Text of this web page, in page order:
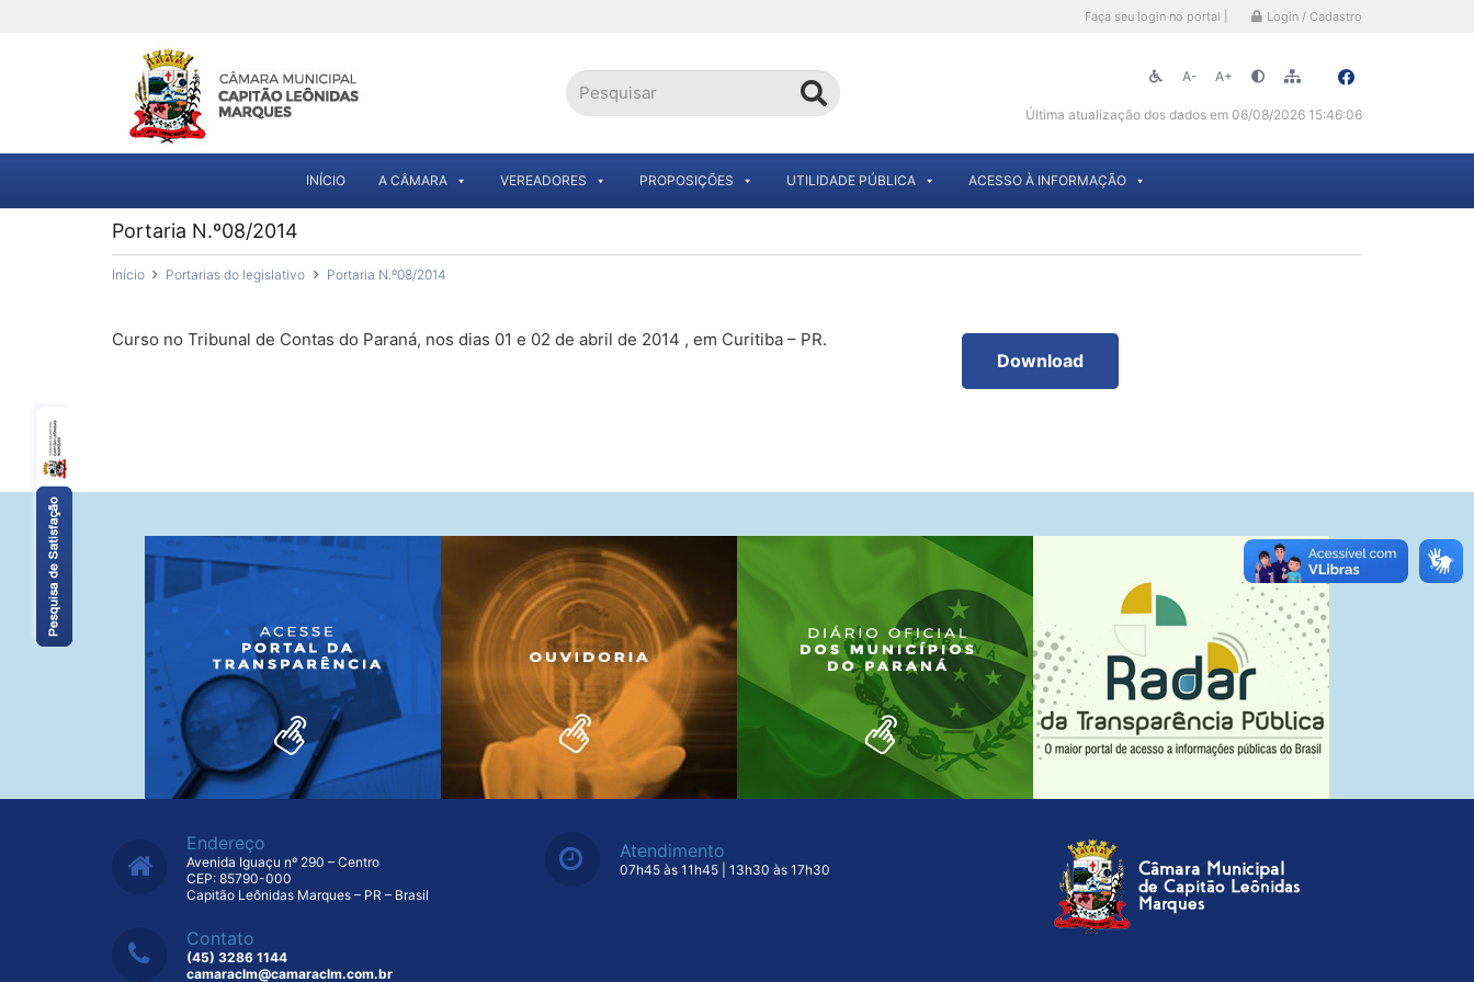
Faça seu login no portal | Login / Cadastro
A- A+
Última atualização dos dados em 06/08/2026 15:46:06
INÍCIO A CÂMARA VEREADORES PROPOSIÇÕES UTILIDADE PÚBLICA ACESSO À INFORMAÇÃO
Portaria N.º08/2014
Início Portarias do legislativo Portaria N.º08/2014
Curso no Tribunal de Contas do Paraná, nos dias 01 e 02 de abril de 2014 , em Curitiba – PR.
Download
Endereço
Avenida Iguaçu nº 290 – Centro
CEP: 85790-000
Capitão Leônidas Marques – PR – Brasil
Contato
(45) 3286 1144
camaraclm@camaraclm.com.br
Atendimento
07h45 às 11h45 | 13h30 às 17h30